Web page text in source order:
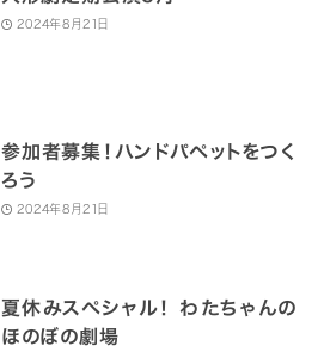
2024年8月21日
参加者募集！ハンドパペットをつく
ろう
2024年8月21日
夏休みスペシャル！ わたちゃんの
ほのぼの劇場